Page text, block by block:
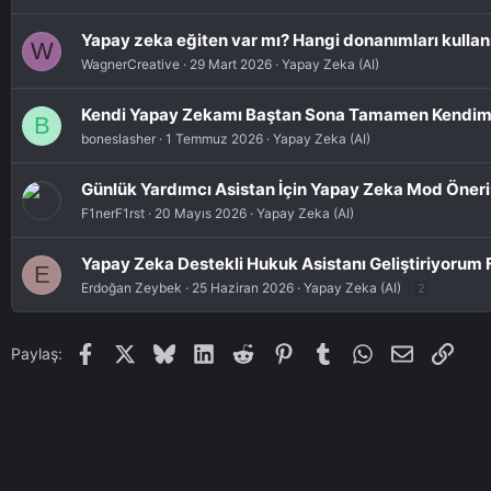
W Yapay zeka eğiten var mı? Hangi donanımları
WagnerCreative 29 Mart 2026 Yapay Zeka (AI)
B Kendi Yapay Zekamı Baştan Sona Tamamen
boneslasher 1 Temmuz 2026 Yapay Zeka (AI)
Günlük Yardımcı Asistan İçin Yapay Zeka Mod
F1nerF1rst 20 Mayıs 2026 Yapay Zeka (AI)
E Yapay Zeka Destekli Hukuk Asistanı Geliştiriyorum
Erdoğan Zeybek 25 Haziran 2026 Yapay Zeka (AI) 2
Paylaş: Facebook BlueskyLinkedInReddit PinterestTumblrWhatsApp
E-postaLink